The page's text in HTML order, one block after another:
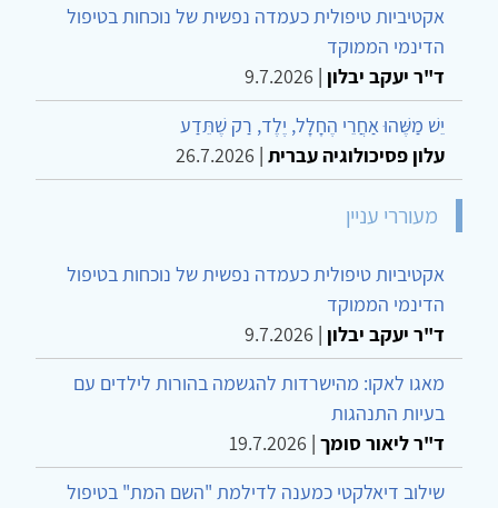
אקטיביות טיפולית כעמדה נפשית של נוכחות בטיפול
הדינמי הממוקד
ד"ר יעקב יבלון |
9.7.2026
יֵשׁ מַשֶּׁהוּ אַחֲרֵי הֶחָלָל, יֶלֶד, רַק שֶׁתֵּדַע
עלון פסיכולוגיה עברית |
26.7.2026
מעוררי עניין
אקטיביות טיפולית כעמדה נפשית של נוכחות בטיפול
הדינמי הממוקד
ד"ר יעקב יבלון |
9.7.2026
מאגו לאקו: מהישרדות להגשמה בהורות לילדים עם
בעיות התנהגות
ד"ר ליאור סומך |
19.7.2026
שילוב דיאלקטי כמענה לדילמת "השם המת" בטיפול